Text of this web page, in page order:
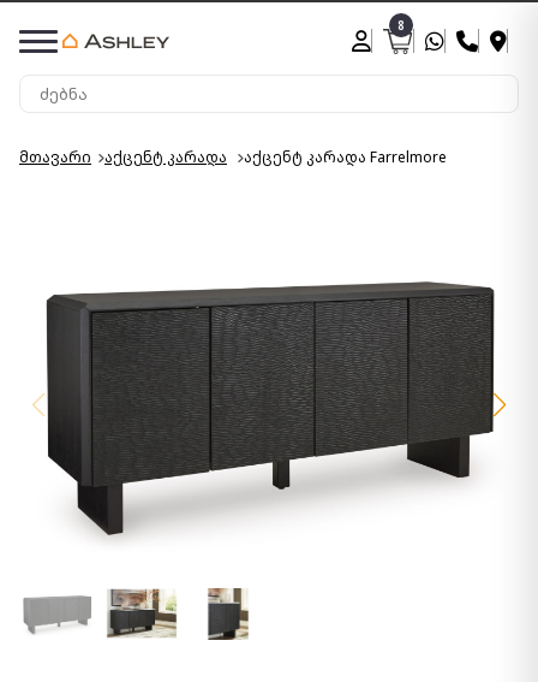
8
მთავარი აქცენტ კარადა აქცენტ კარადა Farrelmore